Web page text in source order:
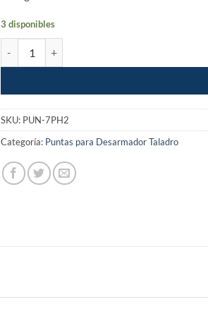
3 disponibles
SKU: PUN-7PH2
Categoría: Puntas para Desarmador Taladro